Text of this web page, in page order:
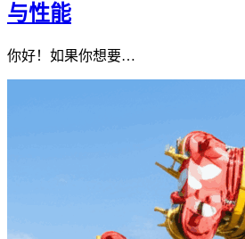
与性能
你好！如果你想要…